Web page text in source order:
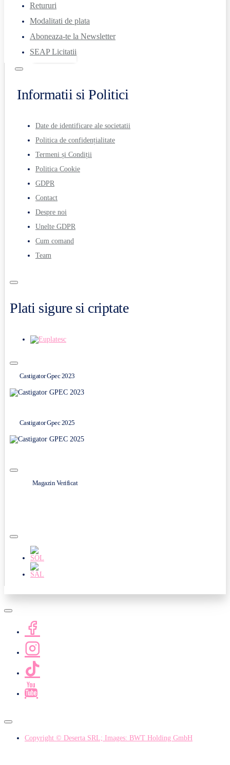
Retururi
Modalitati de plata
Aboneaza-te la Newsletter
SEAP Licitatii
Informatii si Politici
Date de identificare ale societatii
Politica de confidențialitate
Termeni și Condiții
Politica Cookie
GDPR
Contact
Despre noi
Unelte GDPR
Cum comand
Team
Plati sigure si criptate
Castigator Gpec 2023
Castigator Gpec 2025
Magazin Verificat
Copyright © Deserta SRL; Images: BWT Holding GmbH